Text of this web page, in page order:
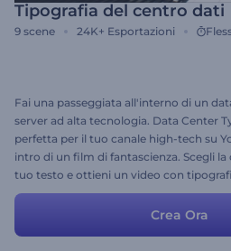
Tipografia del centro dati
9 scene 24K+ Esportazioni
Fai una passeggiata all'interno di un
server ad alta tecnologia. Data Center
perfetta per il tuo canale high-tech su
intro di un film di fantascienza. Scegli
tuo testo e ottieni un video con
minuti grazie al nostro editor video
Crea Ora